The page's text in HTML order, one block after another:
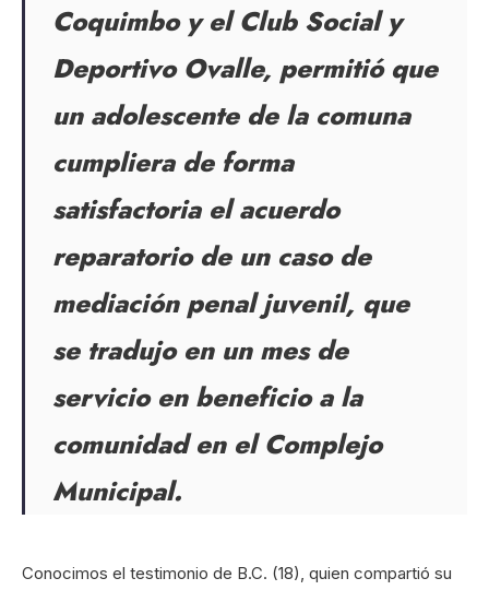
Coquimbo y el Club Social y
Deportivo Ovalle, permitió que
un adolescente de la comuna
cumpliera de forma
satisfactoria el acuerdo
reparatorio de un caso de
mediación penal juvenil, que
se tradujo en un mes de
servicio en beneficio a la
comunidad en el Complejo
Municipal.
Conocimos el testimonio de B.C. (18), quien compartió su